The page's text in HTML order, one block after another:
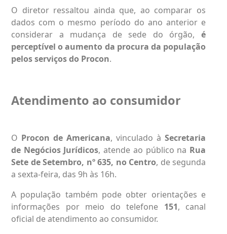
O diretor ressaltou ainda que, ao comparar os
dados com o mesmo período do ano anterior e
considerar a mudança de sede do órgão, é
perceptível o aumento da procura da população
pelos serviços do Procon.
Atendimento ao consumidor
O Procon de Americana, vinculado à Secretaria
de Negócios Jurídicos, atende ao público na Rua
Sete de Setembro, nº 635, no Centro, de segunda
a sexta-feira, das 9h às 16h.
A população também pode obter orientações e
informações por meio do telefone 151, canal
oficial de atendimento ao consumidor.